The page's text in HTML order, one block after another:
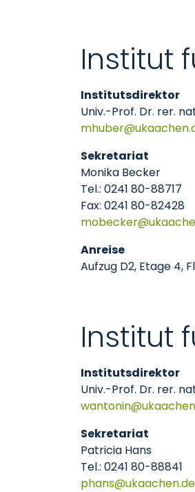
Institut
Institutsdirektor
Univ.-Prof. Dr. rer.
mhuber
ukaachen
Sekretariat
Monika Becker
Tel.: 0241 80-88717
Fax: 0241 80-82428
mobecker
Anreise
Aufzug D2, Etage 4,
Institut
Institutsdirektor
Univ.-Prof. Dr. rer.
wantonin
ukaachen
Sekretariat
Patricia Hans
Tel.: 0241 80-88841
phans
ukaachende